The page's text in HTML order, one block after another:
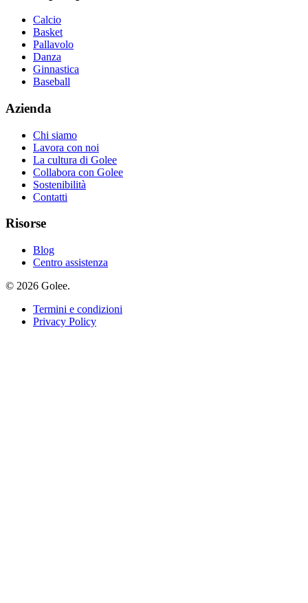
Calcio
Basket
Pallavolo
Danza
Ginnastica
Baseball
Azienda
Chi siamo
Lavora con noi
La cultura di Golee
Collabora con Golee
Sostenibilità
Contatti
Risorse
Blog
Centro assistenza
© 2026 Golee.
Termini e condizioni
Privacy Policy